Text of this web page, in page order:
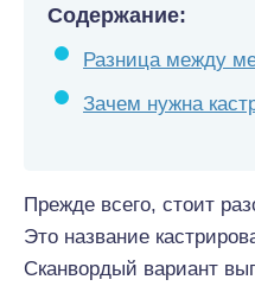
Содержание:
Разница между
Зачем нужна
Прежде всего, стоит
Это название
Сканвордый вариант